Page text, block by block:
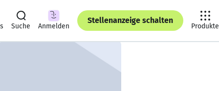
Suche Anmelden
Stellenanzeige schalten
Produkte